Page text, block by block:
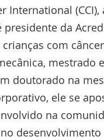
International
presidente da
com
mestrado
doutorado na
ele se
na
desenvolvimento